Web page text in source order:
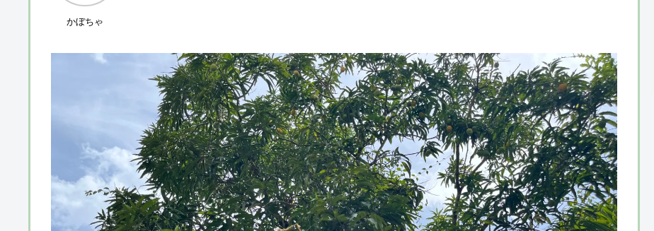
かぼちゃ